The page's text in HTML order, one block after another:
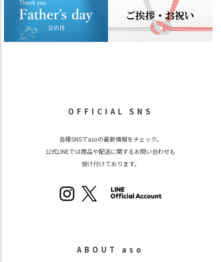
OFFICIAL SNS
各種SNSでasoの最新情報をチェック。
公式LINEでは商品や配送に関するお問い合わせも
受け付けております。
ABOUT aso